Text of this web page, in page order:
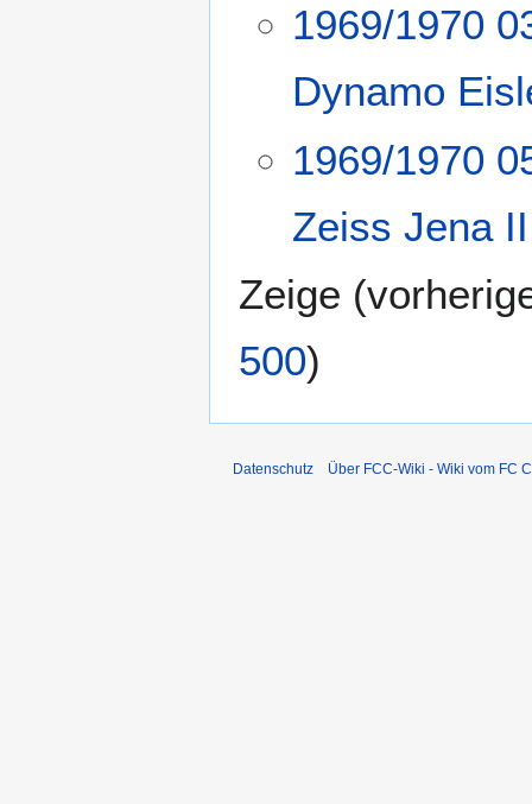
1969/1970
Dynamo
1969/1970
Zeiss Jena
Zeige (
500)
Datenschutz Über FCC-Wiki - Wiki vom FC